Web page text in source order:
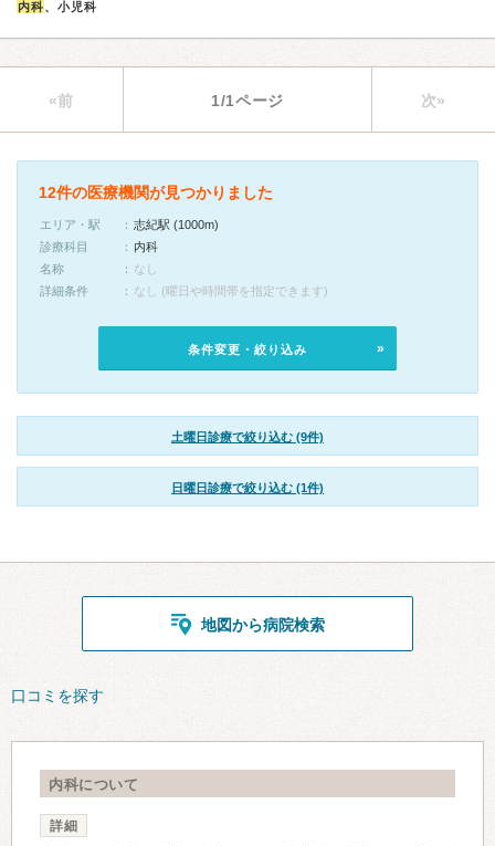
内科、小児科
«前 1/1ページ 次»
12件の医療機関が見つかりました
エリア・駅
志紀駅 (1000m)
診療科目
内科
名称
なし
詳細条件
なし (曜日や時間帯を指定できます)
条件変更・絞り込み
土曜日診療で絞り込む (9件)
日曜日診療で絞り込む (1件)
地図から病院検索
口コミを探す
内科について
詳細